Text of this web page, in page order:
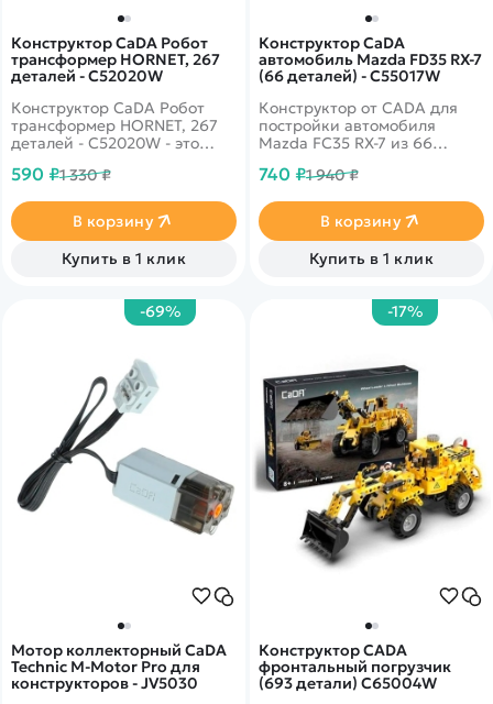
Конструктор CaDA Робот
трансформер HORNET, 267
деталей - C52020W
Конструктор CaDA Робот
трансформер HORNET, 267
деталей - C52020W - это
мальчишки - трансформеры.
главного автобота всем
известного фильма
''Трансформеры'' - мечта
мальчишки любого возраста.
Hornet, собранный
самостоятельно, захватит
сборки. Конструктор CaDA
Робот Hornet, собранный
самостоятельно, захватит
ребенка уже на этапе
сборки. Получившийся
робот легко способен
превратиться в автомодель
и разнообразит обычную
игру интересными
сюжетами.
590 ₽1 330 ₽
В корзину
Купить в 1 клик
Конструктор CaDA
автомобиль Mazda FD35 RX-7
(66 деталей) - C55017W
Конструктор от CADA для
постройки автомобиля
Mazda FC35 RX-7 из 66
Высокая степень
дизайн.
740 ₽1 940 ₽
В корзину
Купить в 1 клик
-69%
Мотор коллекторный CaDA
Technic M-Motor Pro для
конструкторов - JV5030
-17%
Конструктор CADA
фронтальный погрузчик
(693 детали) C65004W